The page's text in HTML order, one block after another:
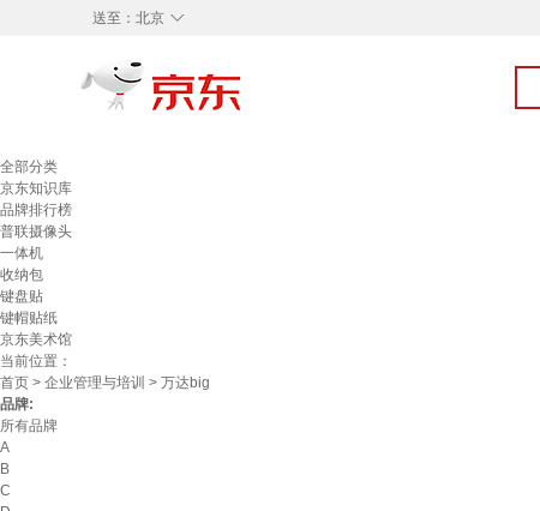
◇
送至： 北京
全部分类
京东知识库
品牌排行榜
普联摄像头
一体机
收纳包
键盘贴
键帽贴纸
京东美术馆
当前位置：
首页 > 企业管理与培训 > 万达big
品牌:
所有品牌
A
B
C